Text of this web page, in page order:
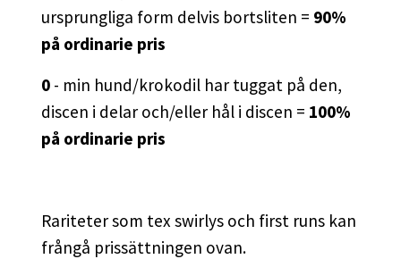
ursprungliga form delvis bortsliten = 90%
på ordinarie pris
0 - min hund/krokodil har tuggat på den,
discen i delar och/eller hål i discen = 100%
på ordinarie pris
Rariteter som tex swirlys och first runs kan
frångå prissättningen ovan.